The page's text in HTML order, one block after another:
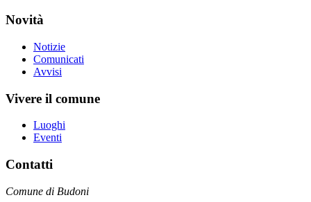
Novità
Notizie
Comunicati
Avvisi
Vivere il comune
Luoghi
Eventi
Contatti
Comune di Budoni